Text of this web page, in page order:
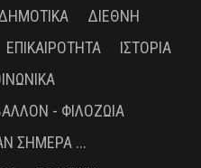
ΔΙΕΘΝΉ
ΕΠΙΚΑΙΡΌΤΗΤΑ
ΙΣΤΟΡΊΑ
- ΦΙΛΟΖΩΊΑ
ΣΉΜΕΡΑ ...